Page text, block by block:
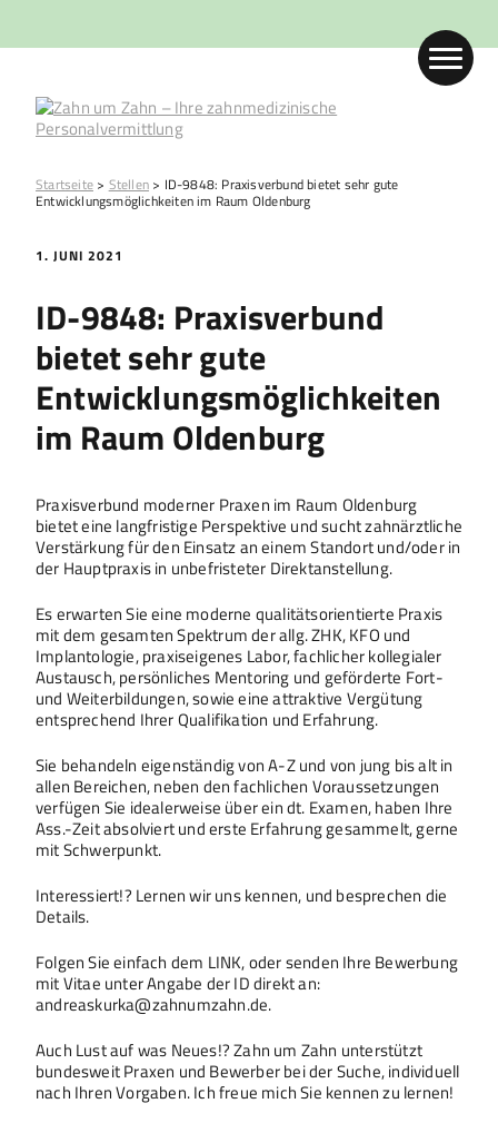
Startseite > Stellen > ID-9848: Praxisverbund bietet sehr gute
Entwicklungsmöglichkeiten im Raum Oldenburg
1. JUNI 2021
ID-9848: Praxisverbund
bietet sehr gute
Entwicklungsmöglichkeiten
im Raum Oldenburg
Praxisverbund moderner Praxen im Raum Oldenburg
bietet eine langfristige Perspektive und sucht zahnärztliche
Verstärkung für den Einsatz an einem Standort und/oder in
der Hauptpraxis in unbefristeter Direktanstellung.
Es erwarten Sie eine moderne qualitätsorientierte Praxis
mit dem gesamten Spektrum der allg. ZHK, KFO und
Implantologie, praxiseigenes Labor, fachlicher kollegialer
Austausch, persönliches Mentoring und geförderte Fort-
und Weiterbildungen, sowie eine attraktive Vergütung
entsprechend Ihrer Qualifikation und Erfahrung.
Sie behandeln eigenständig von A-Z und von jung bis alt in
allen Bereichen, neben den fachlichen Voraussetzungen
verfügen Sie idealerweise über ein dt. Examen, haben Ihre
Ass.-Zeit absolviert und erste Erfahrung gesammelt, gerne
mit Schwerpunkt.
Interessiert!? Lernen wir uns kennen, und besprechen die
Details.
Folgen Sie einfach dem LINK, oder senden Ihre Bewerbung
mit Vitae unter Angabe der ID direkt an:
andreaskurka@zahnumzahn.de.
Auch Lust auf was Neues!? Zahn um Zahn unterstützt
bundesweit Praxen und Bewerber bei der Suche, individuell
nach Ihren Vorgaben. Ich freue mich Sie kennen zu lernen!